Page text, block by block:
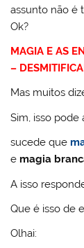
assunto não é
Ok?
MAGIA E AS
–
Mas muitos
Sim, isso pode
sucede que
e magia
A isso
Que é isso de
Olhai: